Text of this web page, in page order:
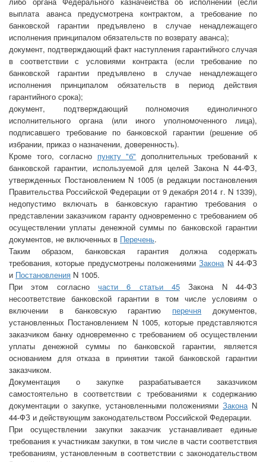
выплата аванса предусмотрена контрактом, а требование по
банковской гарантии предъявлено в случае ненадлежащего
исполнения принципалом обязательств по возврату аванса);
документ, подтверждающий факт наступления гарантийного случая
в соответствии с условиями контракта (если требование по
банковской гарантии предъявлено в случае ненадлежащего
исполнения принципалом обязательств в период действия
гарантийного срока);
документ, подтверждающий полномочия единоличного
исполнительного органа (или иного уполномоченного лица),
подписавшего требование по банковской гарантии (решение об
избрании, приказ о назначении, доверенность).
Кроме того, согласно пункту "б" дополнительных требований к
банковской гарантии, используемой для целей Закона N 44-ФЗ,
утвержденных Постановлением N 1005 (в редакции постановления
Правительства Российской Федерации от 9 декабря 2014 г. N 1339),
недопустимо включать в банковскую гарантию требования о
представлении заказчиком гаранту одновременно с требованием об
осуществлении уплаты денежной суммы по банковской гарантии
документов, не включенных в Перечень.
Таким образом, банковская гарантия должна содержать
требования, которые предусмотрены положениямиЗаконаN 44-ФЗ
и Постановления N 1005.
При этом согласно части 6 статьи 45 Закона N 44-ФЗ
несоответствие банковской гарантии в том числе условиям о
включении в банковскую гарантию перечня документов,
установленных Постановлением N 1005, которые представляются
заказчиком банку одновременно с требованием об осуществлении
уплаты денежной суммы по банковской гарантии, является
основанием для отказа в принятии такой банковской гарантии
заказчиком.
Документация о закупке разрабатывается заказчиком
самостоятельно в соответствии с требованиями к содержанию
документации о закупке, установленными положениямиЗаконаN
44-ФЗ и действующим законодательством Российской Федерации.
При осуществлении закупки заказчик устанавливает единые
требования к участникам закупки, в том числе в части соответствия
требованиям, установленным в соответствии с законодательством